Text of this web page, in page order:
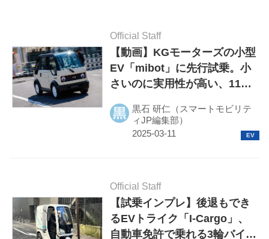
Official Staff
【動画】KGモーターズの小型
EV「mibot」に先行試乗。小
さいのに実用性が高い、110
ー
黒石 研仁（スマートモビリテ
ィJP編集部）
Official Staff
【試乗インプレ】後退もでき
るEVトライク「I-Cargo」、
自動車免許で乗れる3輪バイク